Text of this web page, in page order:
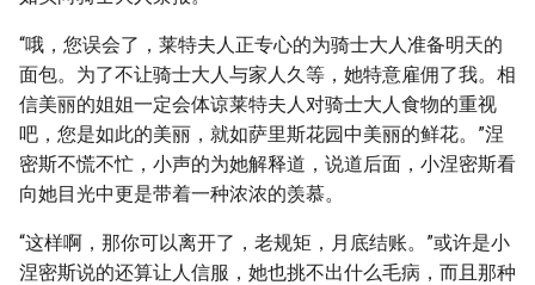
“哦，您误会了，莱特夫人正专心的为骑士大人准备明天的
面包。为了不让骑士大人与家人久等，她特意雇佣了我。相
信美丽的姐姐一定会体谅莱特夫人对骑士大人食物的重视
吧，您是如此的美丽，就如萨里斯花园中美丽的鲜花。”涅
密斯不慌不忙，小声的为她解释道，说道后面，小涅密斯看
向她目光中更是带着一种浓浓的羡慕。
“这样啊，那你可以离开了，老规矩，月底结账。”或许是小
涅密斯说的还算让人信服，她也挑不出什么毛病，而且那种